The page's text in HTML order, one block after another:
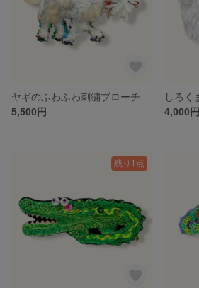
5,500円
4,000円
残り1点